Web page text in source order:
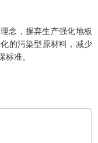
念，摒弃生产强化地板
的污染型原材料，减少
准。